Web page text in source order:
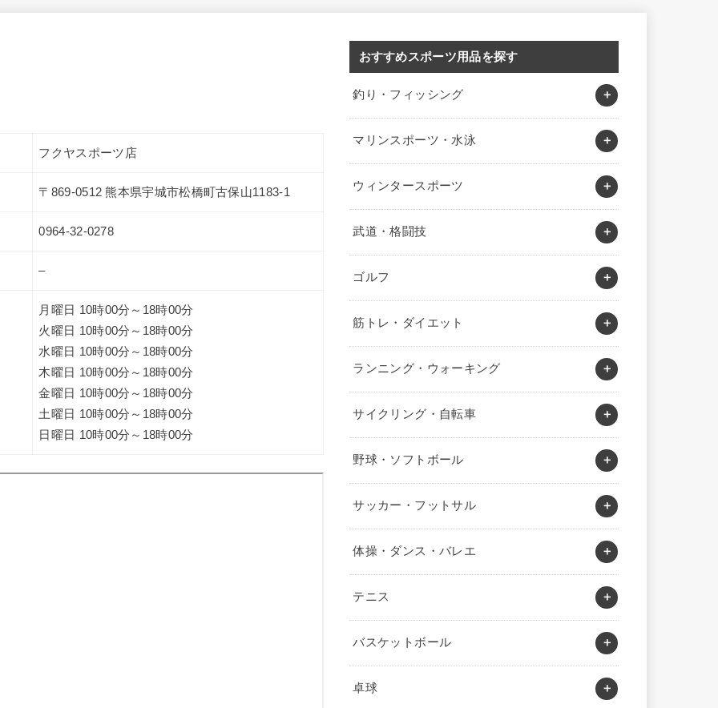
フクヤスポーツ店
〒869-0512 熊本県宇城市松橋町古保山1183-1
0964-32-0278
–
月曜日 10時00分～18時00分
火曜日 10時00分～18時00分
水曜日 10時00分～18時00分
木曜日 10時00分～18時00分
金曜日 10時00分～18時00分
土曜日 10時00分～18時00分
日曜日 10時00分～18時00分
おすすめスポーツ用品を探す
釣り・フィッシング
マリンスポーツ・水泳
ウィンタースポーツ
武道・格闘技
ゴルフ
筋トレ・ダイエット
ランニング・ウォーキング
サイクリング・自転車
野球・ソフトボール
サッカー・フットサル
体操・ダンス・バレエ
テニス
バスケットボール
卓球